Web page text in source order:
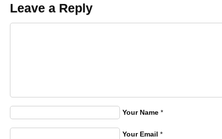
Leave a Reply
Your Name *
Your Email *